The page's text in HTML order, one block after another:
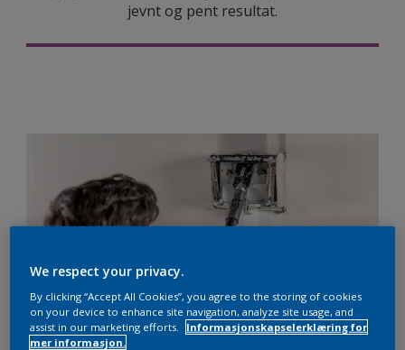
jevnt og pent resultat.
We respect your privacy.
By clicking “Accept All Cookies”, you agree to the storing of cookies
on your device to enhance site navigation, analyze site usage, and
assist in our marketing efforts.
Informasjonskapselerklæring for
mer informasjon.